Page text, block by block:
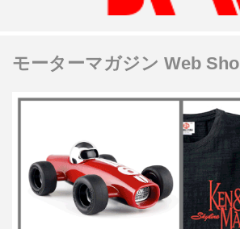
モーターマガジン Web